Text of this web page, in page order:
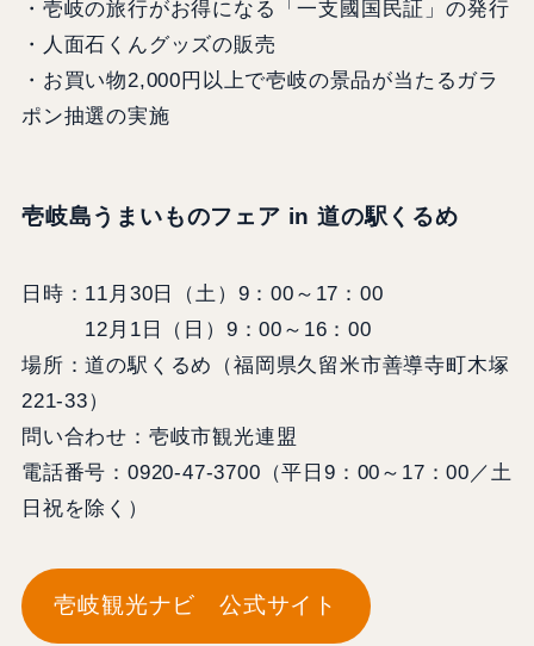
・壱岐の旅行がお得になる「一支國国民証」の発行
・人面石くんグッズの販売
・お買い物2,000円以上で壱岐の景品が当たるガラ
ポン抽選の実施
壱岐島うまいものフェア in 道の駅くるめ
日時：11月30日（土）9：00～17：00
12月1日（日）9：00～16：00
場所：道の駅くるめ（福岡県久留米市善導寺町木塚
221-33）
問い合わせ：壱岐市観光連盟
電話番号：0920-47-3700（平日9：00～17：00／土
日祝を除く）
壱岐観光ナビ 公式サイト